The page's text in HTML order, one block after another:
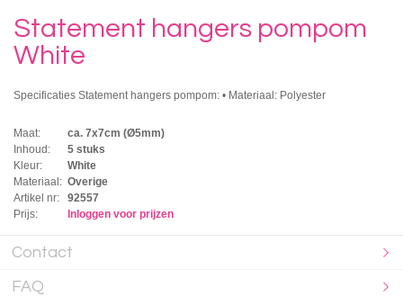
Statement hangers pompom
White
Specificaties Statement hangers pompom: • Materiaal: Polyester
Maat:
ca. 7x7cm (Ø5mm)
Inhoud:
5 stuks
Kleur:
White
Materiaal: Overige
Artikel nr:
92557
Prijs:
Inloggen voor prijzen
Contact
FAQ